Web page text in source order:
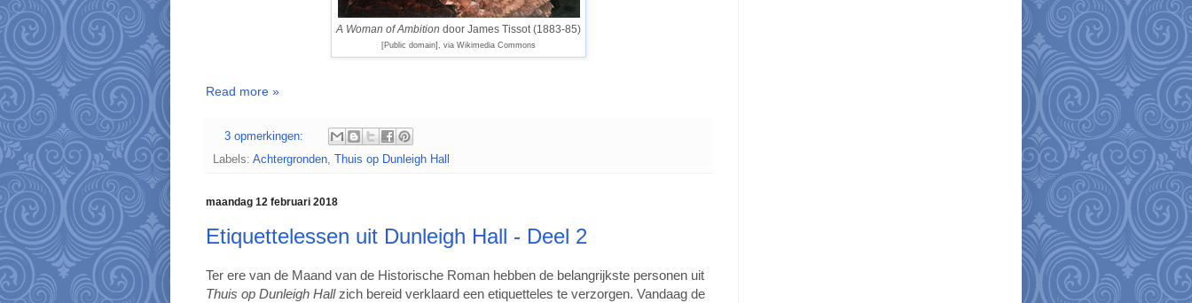
A Woman of Ambition door James Tissot (1883-85)
[Public domain], via Wikimedia Commons
Read more »
3 opmerkingen:
Labels: Achtergronden, Thuis op Dunleigh Hall
maandag 12 februari 2018
Etiquettelessen uit Dunleigh Hall - Deel 2
Ter ere van de Maand van de Historische Roman hebben de belangrijkste personen uit
Thuis op Dunleigh Hallzich bereid verklaard een etiquetteles te verzorgen. Vandaag de